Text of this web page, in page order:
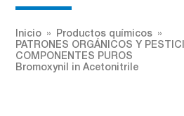
Inicio
Productos químicos
PATRONES ORGÁNICOS Y
COMPONENTES PUROS
Bromoxynil in Acetonitrile